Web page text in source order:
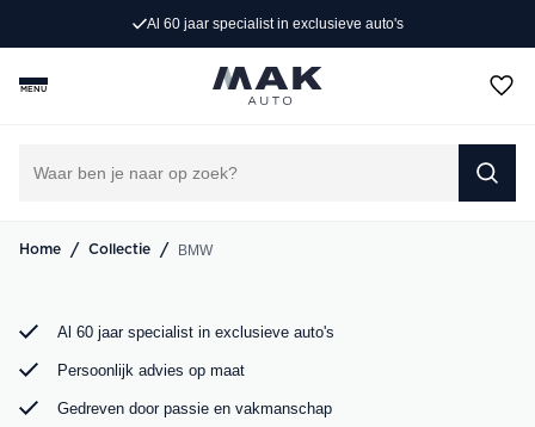
Persoonlijk advies op maat
MENU
Home / Collectie / BMW
Rijd weg in jouw droom-BMW. Bij MAK Auto vind je een
exclusief aanbod BMW occasions, van de sportieve BMW
3 Serie tot de ruime BMW X5. Bekijk ons aanbod online of
Al 60 jaar specialist in exclusieve auto's
Persoonlijk advies op maat
Gedreven door passie en vakmanschap